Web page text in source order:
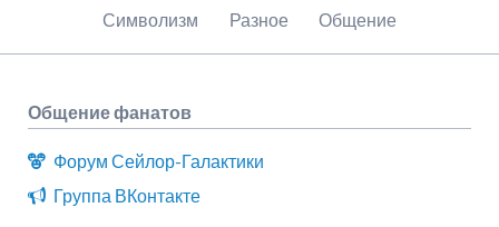
Символизм Разное Общение
Общение фанатов
Форум Сейлор-Галактики
Группа ВКонтакте